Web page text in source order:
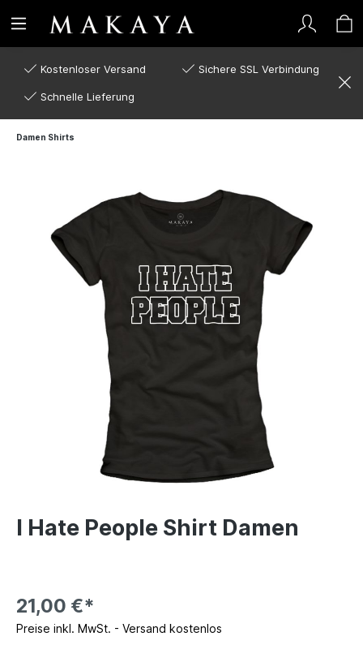
Kostenloser Versand Sichere SSL Verbindung
Schnelle Lieferung
Damen Shirts
I Hate People Shirt Damen
21,00 €*
Preise inkl. MwSt. - Versand kostenlos